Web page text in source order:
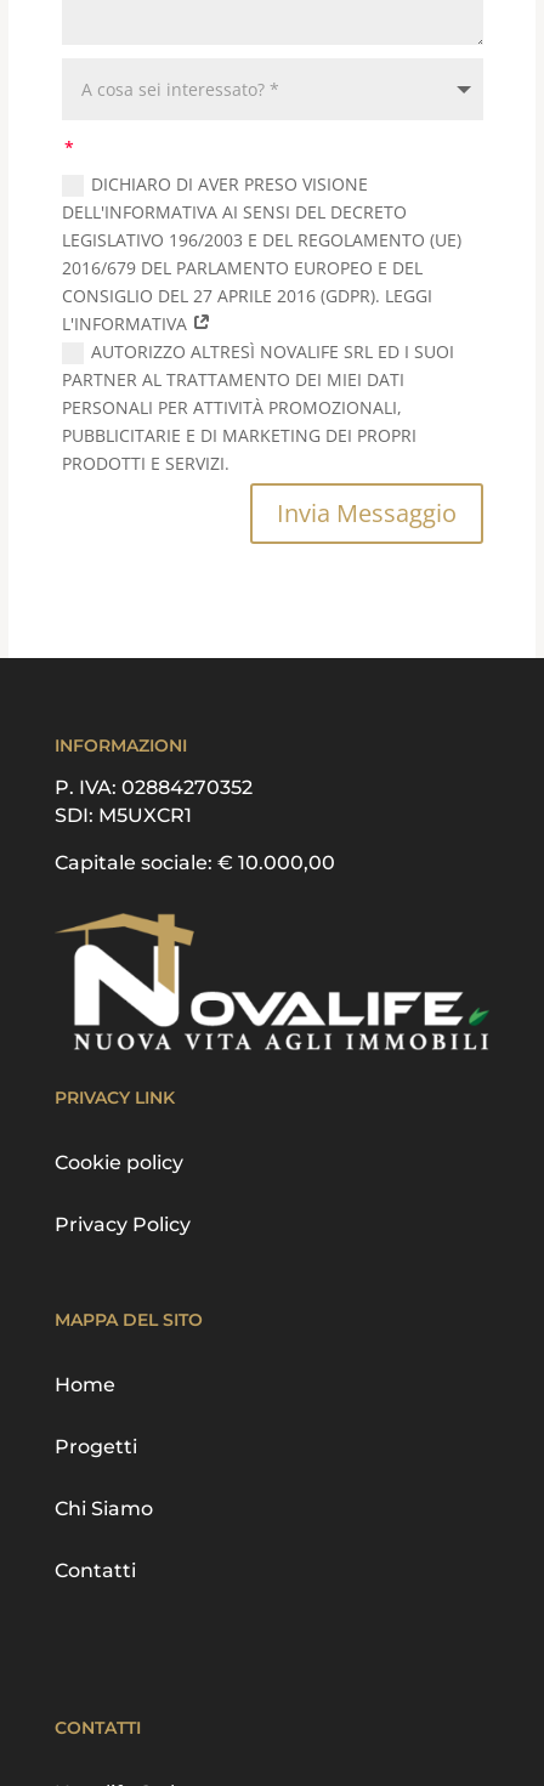
DICHIARO DI AVER PRESO VISIONE
DELL'INFORMATIVA AI SENSI DEL DECRETO
LEGISLATIVO 196/2003 E DEL REGOLAMENTO (UE)
2016/679 DEL PARLAMENTO EUROPEO E DEL
CONSIGLIO DEL 27 APRILE 2016 (GDPR). LEGGI
L'INFORMATIVA
AUTORIZZO ALTRESÌ NOVALIFE SRL ED I SUOI
PARTNER AL TRATTAMENTO DEI MIEI DATI
PERSONALI PER ATTIVITÀ PROMOZIONALI,
PUBBLICITARIE E DI MARKETING DEI PROPRI
PRODOTTI E SERVIZI.
Invia Messaggio
INFORMAZIONI
P. IVA: 02884270352
SDI: M5UXCR1
Capitale sociale: € 10.000,00
PRIVACY LINK
Cookie policy
Privacy Policy
MAPPA DEL SITO
Home
Progetti
Chi Siamo
Contatti
CONTATTI